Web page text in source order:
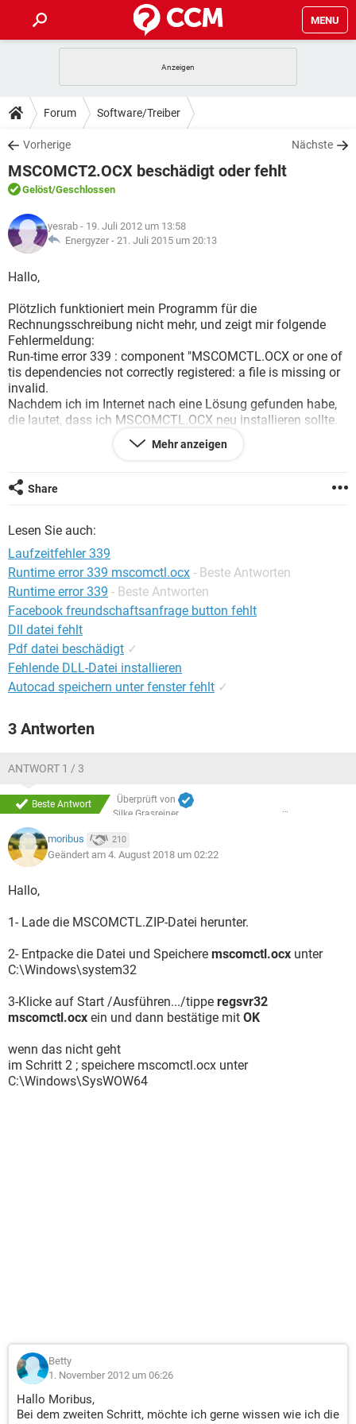
MENU
ANDROID IOS
WINDOWS 10
WHATSAPP TIKTOK
FACEBOOK
TIPPS & TRICKS
SPIELE
WINDOWS 10
WHATSAPP
FACEBOOK HARDWARE
DOWNLOADS
SPIELE STREAMING
ANDROID
WINDOWS 10
WHATSAPP
FACEBOOK
FORUM
SPIELE
ANDROID IOS
FACEBOOK HARDWARE
LEXIKON
SPIELE
ANDROID
WINDOWS 10 INSTAGRAM
WHATSAPP TIKTOK
FACEBOOK HARDWARE
Forum Software/Treiber
Vorherige Nächste
MSCOMCT2.OCX beschädigt oder fehlt
Gelöst/Geschlossen
yesrab - 19. Juli 2012 um 13:58
Energyzer - 21. Juli 2015 um 20:13
Hallo,
Plötzlich funktioniert mein Programm für die
Rechnungsschreibung nicht mehr, und zeigt mir folgende
Fehlermeldung:
Run-time error 339 : component "MSCOMCTL.OCX or one of
tis dependencies not correctly registered: a file is missing or
invalid.
Nachdem ich im Internet nach eine Lösung gefunden habe,
die lautet, dass ich MSCOMCTL.OCX neu installieren sollte.
leider wenn ich das tue, kriege ich die Meldung dass die
Datei nicht mit regsvr32.exe kompatibel wäre.
Was mache ich falsch ?
OS: Windows 7
Mehr anzeigen
Share
Lesen Sie auch:
Laufzeitfehler 339
Runtime error 339 mscomctl.ocx - Beste Antworten
Runtime error 339 - Beste Antworten
Facebook freundschaftsanfrage button fehlt
Dll datei fehlt
Pdf datei beschädigt ✓
Fehlende DLL-Datei installieren
Autocad speichern unter fenster fehlt ✓
3 Antworten
ANTWORT 1 / 3
Beste Antwort
Überprüft von
Silke Grasreiner
moribus 210
Geändert am 4. August 2018 um 02:22
Hallo,
1- Lade die MSCOMCTL.ZIP-Datei herunter.
2- Entpacke die Datei und Speichere mscomctl.ocx unter
C:\Windows\system32
3-Klicke auf Start /Ausführen.../tippe regsvr32
mscomctl.ocx ein und dann bestätige mit OK
wenn das nicht geht
im Schritt 2 ; speichere mscomctl.ocx unter
C:\Windows\SysWOW64
Betty
1. November 2012 um 06:26
Hallo Moribus,
Bei dem zweiten Schritt, möchte ich gerne wissen wie ich die